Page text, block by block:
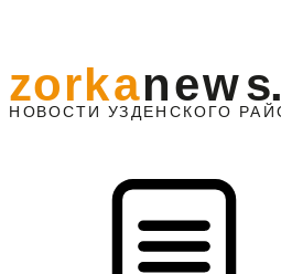
НО ВОСТИ УЗДЕНС КО ГО Р
zorkanews.